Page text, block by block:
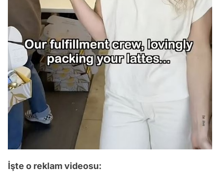
İşte o reklam videosu: